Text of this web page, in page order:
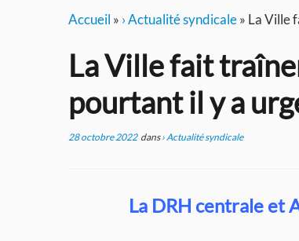
Accueil » › Actualité syndicale» La Ville
La Ville fait
pourtant il y a
28 octobre 2022dans› Actualité syndicale
La DRH centrale et